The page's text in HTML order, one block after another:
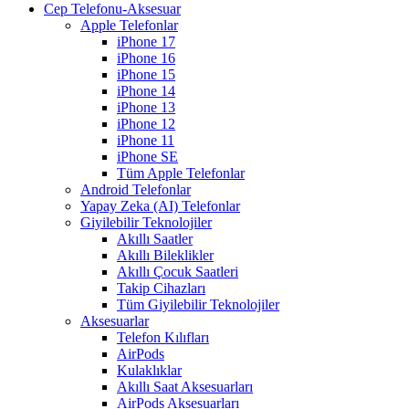
Cep Telefonu-Aksesuar
Apple Telefonlar
iPhone 17
iPhone 16
iPhone 15
iPhone 14
iPhone 13
iPhone 12
iPhone 11
iPhone SE
Tüm Apple Telefonlar
Android Telefonlar
Yapay Zeka (AI) Telefonlar
Giyilebilir Teknolojiler
Akıllı Saatler
Akıllı Bileklikler
Akıllı Çocuk Saatleri
Takip Cihazları
Tüm Giyilebilir Teknolojiler
Aksesuarlar
Telefon Kılıfları
AirPods
Kulaklıklar
Akıllı Saat Aksesuarları
AirPods Aksesuarları